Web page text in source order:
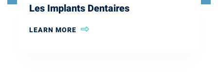
Les Implants Dentaires
LEARN MORE